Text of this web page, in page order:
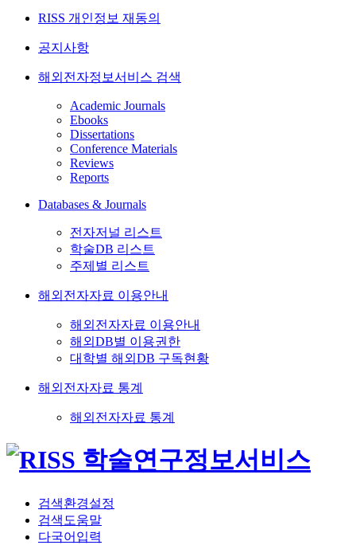
RISS 개인정보 재동의
공지사항
해외전자정보서비스 검색
Academic Journals
Ebooks
Dissertations
Conference Materials
Reviews
Reports
Databases & Journals
전자저널 리스트
학술DB 리스트
주제별 리스트
해외전자자료 이용안내
해외전자자료 이용안내
해외DB별 이용권한
대학별 해외DB 구독현황
해외전자자료 통계
해외전자자료 통계
검색환경설정
검색도움말
다국어입력